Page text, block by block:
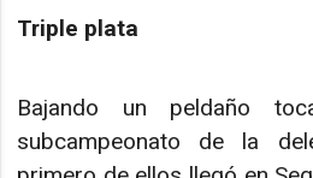
Triple plata
Bajando un peldaño
subcampeonato de la